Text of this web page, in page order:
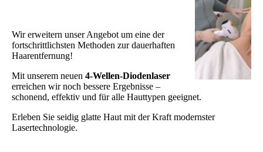
Wir erweitern unser Angebot um eine der
fortschrittlichsten Methoden zur dauerhaften
Haarentfernung!
Mit unserem neuen 4-Wellen-Diodenlaser
erreichen wir noch bessere Ergebnisse –
schonend, effektiv und für alle Hauttypen geeignet.
Erleben Sie seidig glatte Haut mit der Kraft modernster
Lasertechnologie.